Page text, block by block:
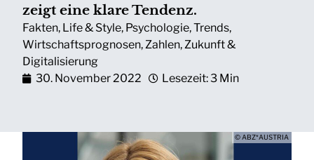
zeigt eine klare Tendenz.
Fakten, Life & Style, Psychologie,Trends,
Wirtschaftsprognosen,Zahlen,Zukunft &
Digitalisierung
30. November 2022
Lesezeit: 3 Min
© ABZ*AUSTRIA